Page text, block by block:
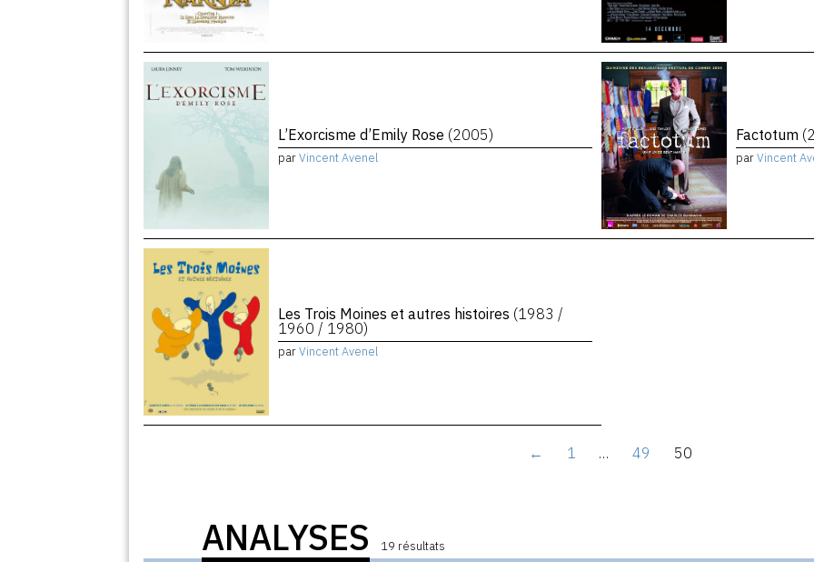
L’Exorcisme d’Emily Rose (2005)
parVincent Avenel
Factotum
parVincent
Les Trois Moines et autres histoires (1983 /
1960 / 1980)
parVincent Avenel
← 1 … 49 50
ANALYSES 19 résultats